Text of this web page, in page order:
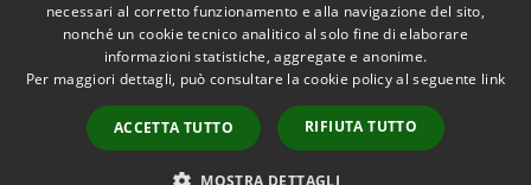
Accessibilità
Copyright © 2026 • Comune di
Costa Volpino • Powered by
Municipium•
Accesso
redazione
necessari al corretto funzionamento e alla navigazione del sito,
nonché un cookie tecnico analitico al solo fine di elaborare
informazioni statistiche, aggregate e anonime.
Per maggiori dettagli, può consultare la cookie policy al seguente link
ACCETTA TUTTO RIFIUTA TUTTO
MOSTRA DETTAGLI